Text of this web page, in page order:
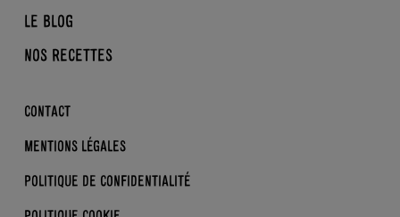
B CORP
REINE MATHILDE
DDM
BRASSÉS
DESSERTS
ENFANTS
LE BLOG
NOS ACTUS
LES BONS GESTES
DERRIÈRE L’ÉTIQUETTE
NOS RECETTES
CONTACT
MENTIONS LÉGALES
POLITIQUE DE CONFIDENTIALITÉ